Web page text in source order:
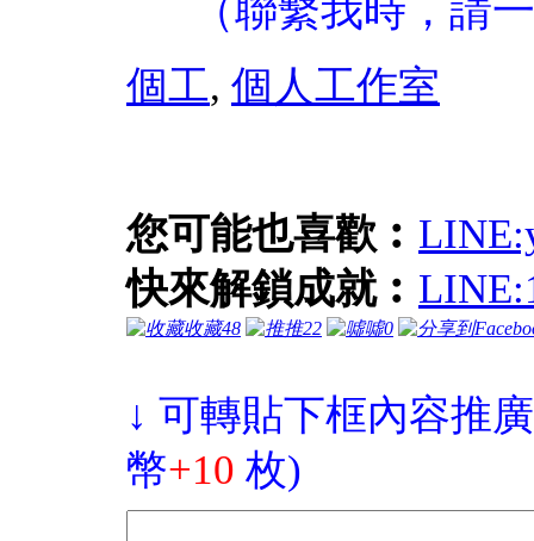
（聯繫我時，請
個工, 個人工作室
您可能也喜歡︰
快來解鎖成就︰
收藏48 推22 噓0
↓ 可轉貼下框內容推
幣+10 枚)